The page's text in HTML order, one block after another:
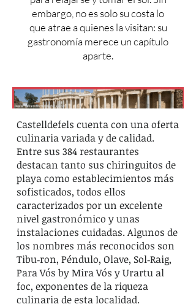
embargo, no es solo su costa lo
que atrae a quienes la visitan: su
gastronomía merece un capítulo
aparte.
Castelldefels cuenta con una oferta
culinaria variada y de calidad.
Entre sus 384 restaurantes
destacan tanto sus chiringuitos de
playa como establecimientos más
sofisticados, todos ellos
caracterizados por un excelente
nivel gastronómico y unas
instalaciones cuidadas. Algunos de
los nombres más reconocidos son
Tibu‑ron, Péndulo, Olave, Sol‑Raig,
Para Vós by Mira Vós y Urartu al
foc, exponentes de la riqueza
culinaria de esta localidad.